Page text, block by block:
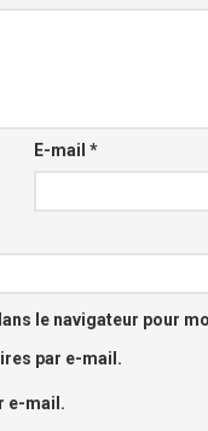
E-mail *
le navigateur pour
par e-mail.
e-mail.